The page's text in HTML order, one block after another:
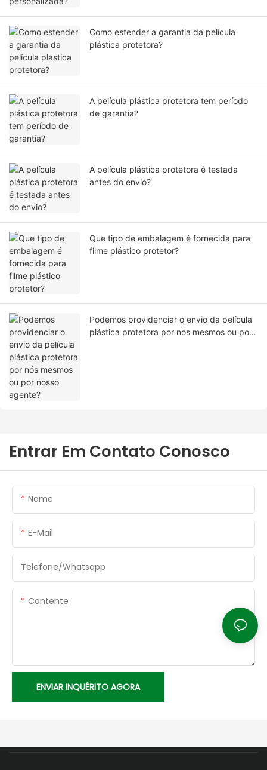
Como estender a garantia da película
plástica protetora?
A película plástica protetora tem período
de garantia?
A película plástica protetora é testada
antes do envio?
Que tipo de embalagem é fornecida para
filme plástico protetor?
Podemos providenciar o envio da película
plástica protetora por nós mesmos ou por
Entrar Em Contato Conosco
Nome
E-Mail
Telefone/whatsapp
Contente
ENVIAR INQUÉRITO AGORA